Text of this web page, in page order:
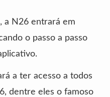
a N26 entrará em
o passo a passo
a ter acesso a todos
dentre eles o famoso